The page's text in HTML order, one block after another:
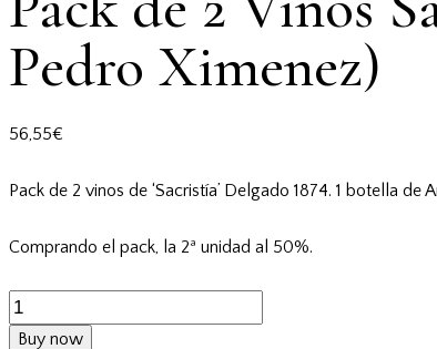
Pedro Ximenez)
56,55€
Pack de 2 vinos de ‘Sacristía’ Delgado 1874. 1 botella
Comprando el pack, la 2ª unidad al 50%.
Pack
deBuy now